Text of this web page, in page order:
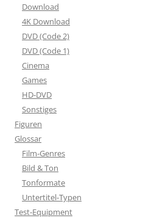
Download
4K Download
DVD (Code 2)
DVD (Code 1)
Cinema
Games
HD-DVD
Sonstiges
Figuren
Glossar
Film-Genres
Bild & Ton
Tonformate
Untertitel-Typen
Test-Equipment